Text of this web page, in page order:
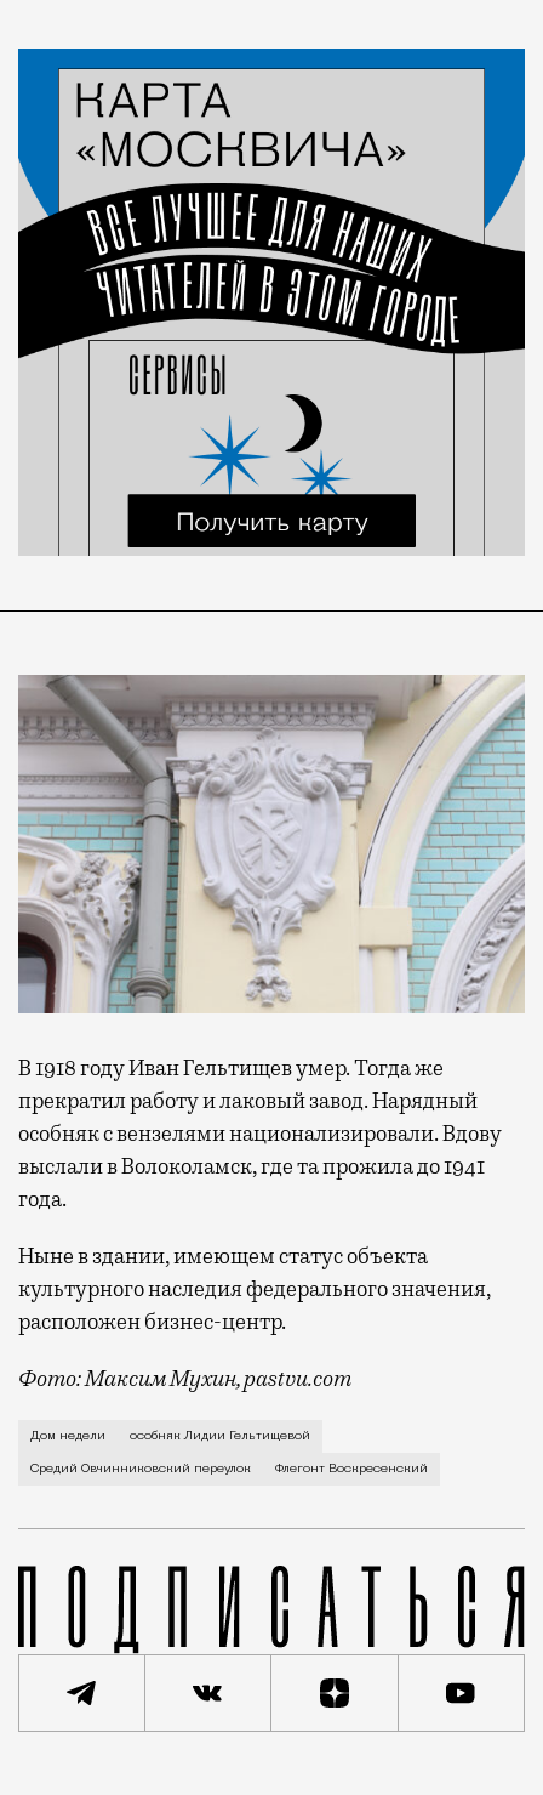
В 1918 году Иван Гельтищев умер. Тогда же
прекратил работу и лаковый завод. Нарядный
особняк с вензелями национализировали. Вдову
выслали в Волоколамск, где та прожила до 1941
года.
Ныне в здании, имеющем статус объекта
культурного наследия федерального значения,
расположен бизнес-центр.
Фото: Максим Мухин, pastvu.com
Парфюмерную тару, стеклянные пузырьки и
Дом недели особняк Лидии Гельтищевой
Средий Овчинниковский переулок Флегонт Воскресенский